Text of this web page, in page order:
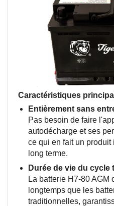
Caractéristiques
Entièrement sans
Pas besoin de faire
autodécharge et ses
ce qui en fait un
long terme.
Durée de vie du
La batterie H7-80 AGM
longtemps que les
traditionnelles,